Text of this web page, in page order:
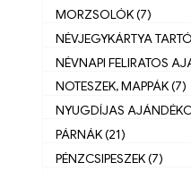
MORZSOLÓK (7)
NÉVJEGYKÁRTYA
NÉVNAPI FELIRATOS
NOTESZEK, MAPPÁK (7)
NYUGDÍJAS
PÁRNÁK (21)
PÉNZCSIPESZEK (7)